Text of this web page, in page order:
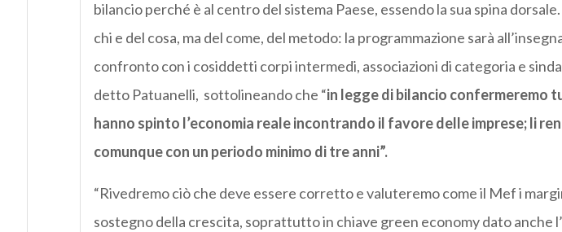
bilancio perché è al centro del sistema Paese, essendo la sua spina
chi e del cosa, ma del come, del metodo: la programmazione sarà
confronto con i cosiddetti corpi intermedi, associazioni di categoria e
detto Patuanelli, sottolineando che “in legge di bilancio confermeremo
hanno spinto l’economia reale incontrando il favore delle imprese; li
comunque con un periodo minimo di tre anni”.
“Rivedremo ciò che deve essere corretto e valuteremo come il Mef i
sostegno della crescita, soprattutto in chiave green economy dato anche